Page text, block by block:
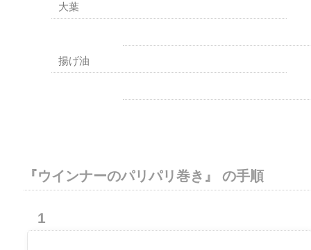
大葉
揚げ油
『ウインナーのパリパリ巻き』 の手順
1